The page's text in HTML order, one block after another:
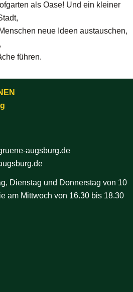
als Oase! Und ein kleiner
neue Ideen austauschen,
führen.
augsburg.de
Dienstag und Donnerstag von 10
am Mittwoch von 16.30 bis 18.30